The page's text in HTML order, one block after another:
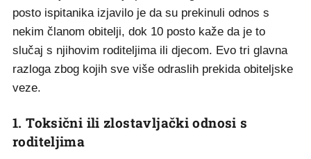
posto ispitanika izjavilo je da su prekinuli odnos s
nekim članom obitelji, dok 10 posto kaže da je to
slučaj s njihovim roditeljima ili djecom. Evo tri glavna
razloga zbog kojih sve više odraslih prekida obiteljske
veze.
1. Toksični ili zlostavljački odnosi s
roditeljima